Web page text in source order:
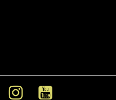
Instagram Youtube